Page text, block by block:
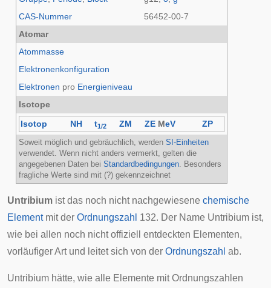
CAS-Nummer
56452-00-7
Atomar
Atommasse
Elektronenkonfiguration
Elektronen pro Energieniveau
Isotope
Isotop
NH t1/2 ZM ZE MeV ZP
Soweit möglich und gebräuchlich, werdenSI-Einheiten
verwendet. Wenn nicht anders vermerkt, gelten die
angegebenen Daten beiStandardbedingungen. Besonders
fragliche Werte sind mit (?) gekennzeichnet
Untribium ist das noch nicht nachgewiesene chemische
Elementmit der Ordnungszahl 132. Der Name Untribium ist,
wie bei allen noch nicht offiziell entdeckten Elementen,
vorläufiger Art und leitet sich von der Ordnungszahl ab.
Untribium hätte, wie alle Elemente mit Ordnungszahlen